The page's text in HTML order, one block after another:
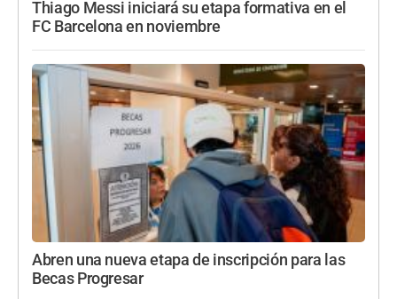
Thiago Messi iniciará su etapa formativa en el
FC Barcelona en noviembre
Abren una nueva etapa de inscripción para las
Becas Progresar